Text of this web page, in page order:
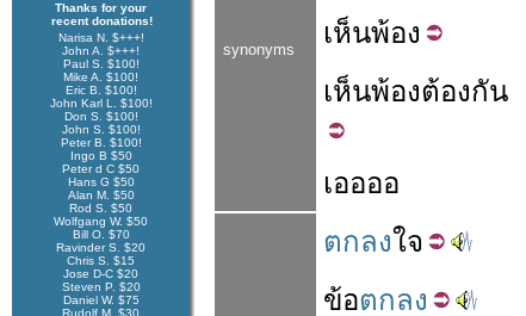
Thanks for your
recent donations!
Narisa N. $+++!
John A. $+++!
Paul S. $100!
Mike A. $100!
Eric B. $100!
John Karl L. $100!
Don S. $100!
John S. $100!
Peter B. $100!
Ingo B $50
Peter d C $50
Hans G $50
Alan M. $50
Rod S. $50
Wolfgang W. $50
Bill O. $70
Ravinder S. $20
Chris S. $15
Jose D-C $20
Steven P. $20
Daniel W. $75
Rudolf M. $30
synonyms
เห็นพ้อง
เห็นพ้องต้องกัน
เออออ
ตกลงใจ
ข้อตกลง